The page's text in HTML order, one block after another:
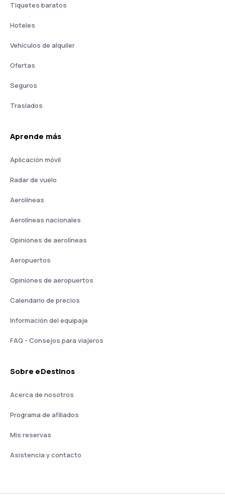
Tiquetes baratos
Hoteles
Vehículos de alquiler
Ofertas
Seguros
Traslados
Aprende más
Aplicación móvil
Radar de vuelo
Aerolíneas
Aerolíneas nacionales
Opiniones de aerolíneas
Aeropuertos
Opiniones de aeropuertos
Calendario de precios
Información del equipaje
FAQ - Consejos para viajeros
Sobre eDestinos
Acerca de nosotros
Programa de afiliados
Mis reservas
Asistencia y contacto